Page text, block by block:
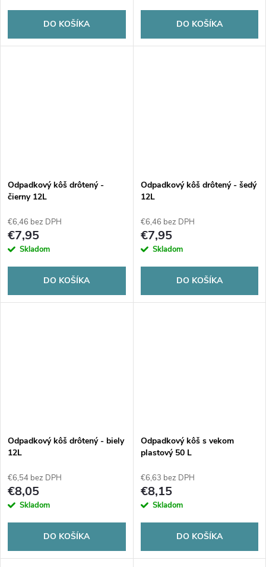
DO KOŠÍKA DO KOŠÍKA
Odpadkový kôš drôtený -
čierny 12L
€6,46 bez DPH
€7,95
Skladom
DO KOŠÍKA
Odpadkový kôš drôtený - šedý
12L
€6,46 bez DPH
€7,95
Skladom
DO KOŠÍKA
Odpadkový kôš drôtený - biely
12L
€6,54 bez DPH
€8,05
Skladom
DO KOŠÍKA
Odpadkový kôš s vekom
plastový 50 L
€6,63 bez DPH
€8,15
Skladom
DO KOŠÍKA